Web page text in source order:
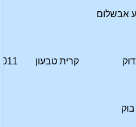
אבשלום
קרית טבעון